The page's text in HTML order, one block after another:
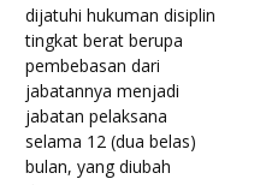
dijatuhi hukuman disiplin
tingkat berat berupa
pembebasan dari
jabatannya menjadi
jabatan pelaksana
selama 12 (dua belas)
bulan, yang diubah